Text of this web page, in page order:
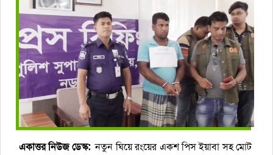
একাত্তর নিউজ ডেস্ক: নতুন ঘিয়ে রংয়ের একশ পিস ইয়াবা সহ মোট